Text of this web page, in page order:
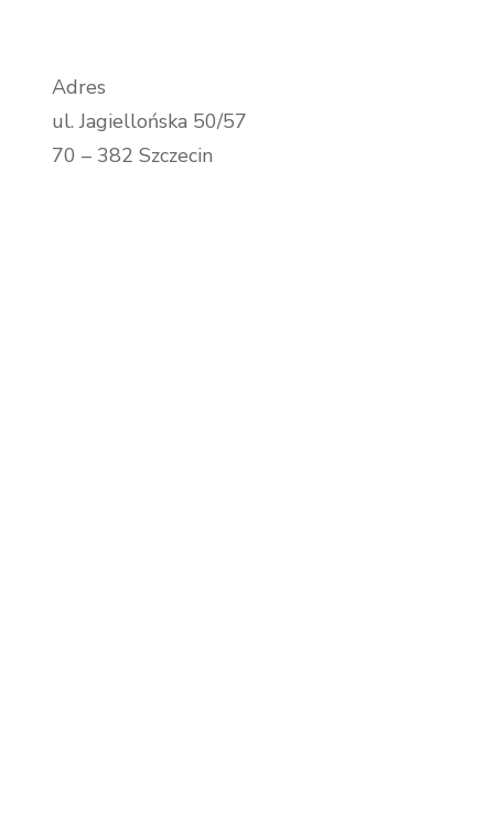
Adres
ul. Jagiellońska 50/57
70 – 382 Szczecin